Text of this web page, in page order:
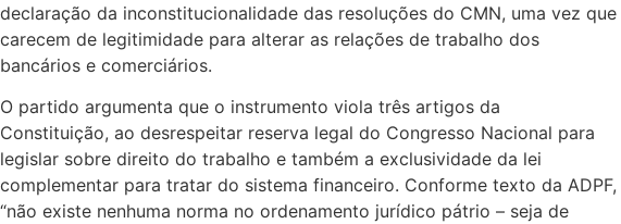
declaração da inconstitucionalidade das resoluções do CMN, uma vez que
carecem de legitimidade para alterar as relações de trabalho dos
bancários e comerciários.
O partido argumenta que o instrumento viola três artigos da
Constituição, ao desrespeitar reserva legal do Congresso Nacional para
legislar sobre direito do trabalho e também a exclusividade da lei
complementar para tratar do sistema financeiro. Conforme texto da ADPF,
“não existe nenhuma norma no ordenamento jurídico pátrio – seja de